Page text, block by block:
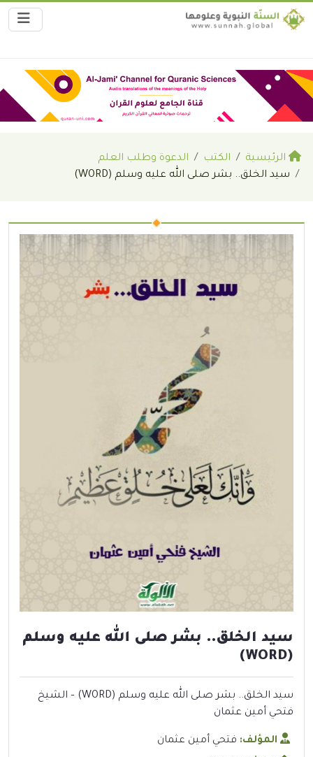
الرئيسية الكتب
الدعوة وطلب العلم
سيد الخلق.. بشر صلى الله عليه وسلم (WORD)
سيد الخلق.. بشر صلى الله عليه وسلم
(WORD)
سيد الخلق.. بشر صلى الله عليه وسلم (WORD) – الشيخ
فتحي أمين عثمان
المؤلف: فتحي أمين عثمان